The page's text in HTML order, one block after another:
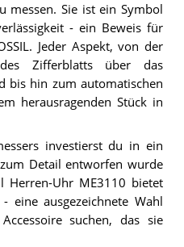
messen. Sie ist ein Symbol
- ein Beweis für
Jeder Aspekt, von der
Zifferblatts über das
bis hin zum automatischen
herausragenden Stück in
investierst du in ein
Detail entworfen wurde
Herren-Uhr ME3110 bietet
eine ausgezeichnete Wahl
suchen, das sie